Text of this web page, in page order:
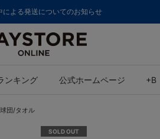
による発送についてのお知らせ
ンキング 公式ホームページ +B
団/タオル
SOLD OUT